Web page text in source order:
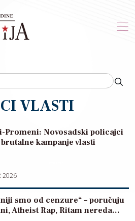
VLASTI
Promeni: Novosadski policajci
kampanje vlasti
2026
smo od cenzure“ – poručuju
Atheist Rap, Ritam nereda…